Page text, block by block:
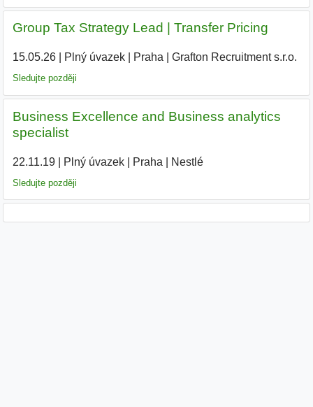
Group Tax Strategy Lead | Transfer Pricing
15.05.26| Plný úvazek| Praha Grafton Recruitment s.r.o.
Sledujte později
Business Excellence and Business analytics
specialist
22.11.19| Plný úvazek| Praha Nestlé|
Sledujte později